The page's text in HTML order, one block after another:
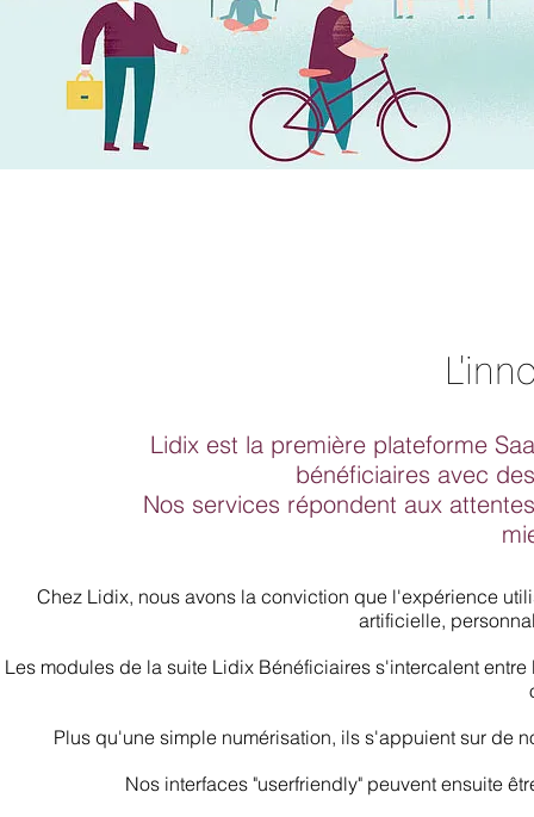
Lidix est la première plateforme
bénéficiaires avec
Nos services répondent aux
Chez Lidix, nous avons la conviction que l'expérience
artificielle,
Les modules de la suite Lidix Bénéficiaires s'intercalent
Plus qu'une simple numérisation, ils s'appuient sur de
Nos interfaces "userfriendly" peuvent ensuite